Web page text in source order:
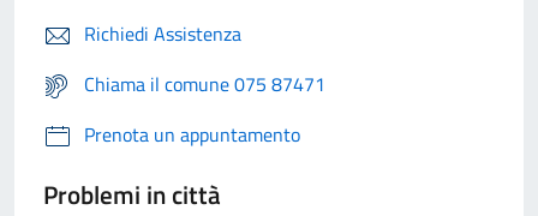
Richiedi Assistenza
Chiama il comune 075 87471
Prenota un appuntamento
Problemi in città